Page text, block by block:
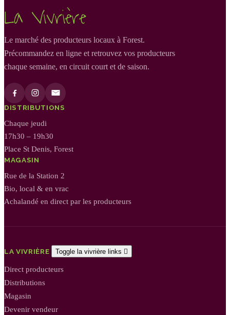
La Vivrière
Le marché des producteurs locaux à Forest.
Précommandez en ligne et retrouvez vos producteurs
chaque semaine, en circuit court et de saison.
DISTRIBUTIONS
Chaque jeudi
17h30 – 19h30
Place St Denis, Forest
MAGASIN
Rue de la Station 2
Bio, local & en vrac
Achalandé en direct par les producteurs
LA VIVRIÈRE Toggle la vivrière links 
Direct producteurs
Distributions
Magasin
Devenir vendeur